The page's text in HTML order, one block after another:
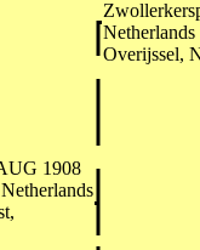
Overijssel,
1908